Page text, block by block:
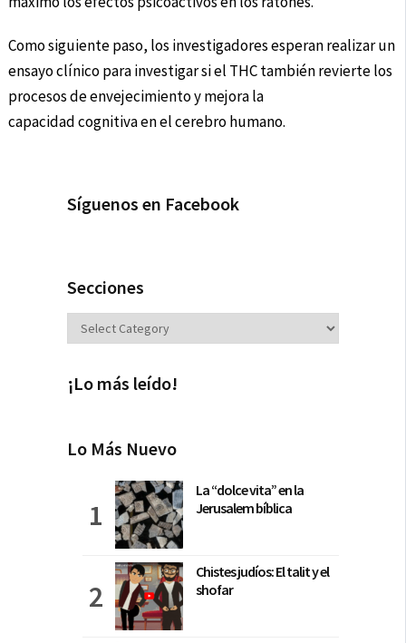
Como siguiente paso, los investigadores esperan realizar un
ensayo clínico para investigar si el THC también revierte los
procesos de envejecimiento y mejora la
capacidad cognitiva en el cerebro humano.
Síguenos en Facebook
Secciones
Secciones
¡Lo más leído!
Lo Más Nuevo
La “dolce vita” en la
Jerusalem bíblica
Chistes judíos: El talit y el
shofar